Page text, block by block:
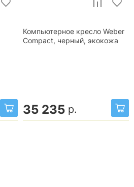
Компьютерное кресло Weber
Compact, черный, экокожа
35 235 р.